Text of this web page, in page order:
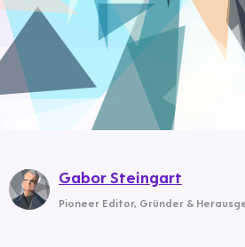
Gabor Steingart
Pioneer Editor, Gründer &